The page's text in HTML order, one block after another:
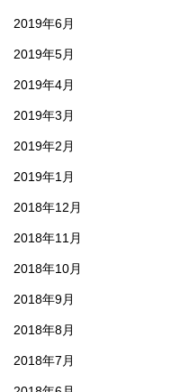
2019年6月
2019年5月
2019年4月
2019年3月
2019年2月
2019年1月
2018年12月
2018年11月
2018年10月
2018年9月
2018年8月
2018年7月